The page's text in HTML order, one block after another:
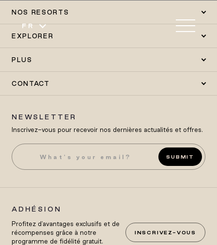
FR
NOS RESORTS
EXPLORER
PLUS
CONTACT
NEWSLETTER
Inscrivez-vous pour recevoir nos dernières actualités et offres.
SUBMIT
ADHÉSION
Profitez d'avantages exclusifs et de
récompenses grâce à notre
programme de fidélité gratuit.
INSCRIVEZ-VOUS